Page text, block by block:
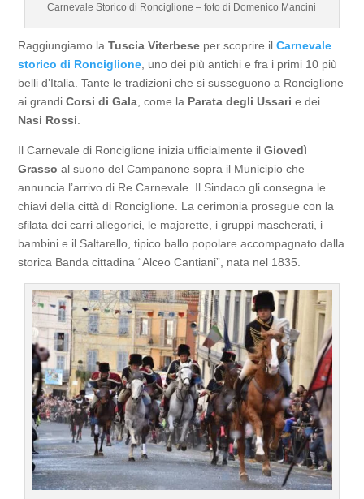
Carnevale Storico di Ronciglione – foto di Domenico Mancini
Raggiungiamo laTuscia Viterbese per scoprire ilCarnevale
storico di Ronciglione , uno dei più antichi e fra i primi 10 più
belli d’Italia. Tante le tradizioni che si susseguono a Ronciglione
ai grandiCorsi di Gala , come la Parata degli Ussari e dei
Nasi Rossi
Il Carnevale di Ronciglione inizia ufficialmente ilGiovedì
Grasso al suono del Campanone sopra il Municipio che
annuncia l’arrivo di Re Carnevale. Il Sindaco gli consegna le
chiavi della città di Ronciglione. La cerimonia prosegue con la
sfilata dei carri allegorici, le majorette, i gruppi mascherati, i
bambini e il Saltarello, tipico ballo popolare accompagnato dalla
storica Banda cittadina “Alceo Cantiani”, nata nel 1835.